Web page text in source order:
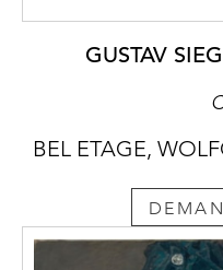
GUSTAV
BEL ETAGE,